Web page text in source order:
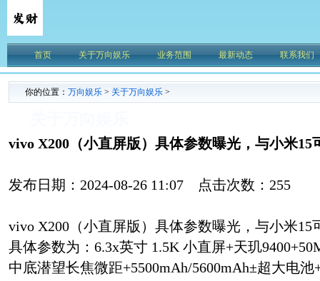
首页 关于万向娱乐 业务范围 最新动态 联系我们
你的位置： 万向娱乐 > 关于万向娱乐 >
vivo X200（小直屏版）具体参数曝光，与小米15
发布日期：2024-08-26 11:07 点击次数：255
vivo X200（小直屏版）具体参数曝光，与小米15
具体参数为：6.3x英寸 1.5K 小直屏+天玑
中底潜望长焦微距+5500mAh/5600mAh±超大电